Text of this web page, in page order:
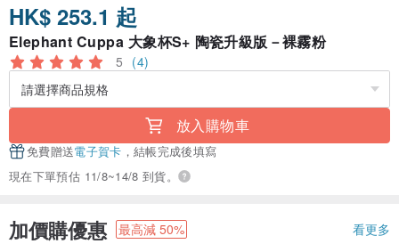
HK$ 253.1 起
Elephant Cuppa 大象杯S+ 陶瓷升級版－裸霧粉
5 (4)
放入購物車
免費贈送電子賀卡 ，結帳完成後填寫
現在下單預估 11/8~14/8 到貨。
加價購優惠 最高減 50% 看更多